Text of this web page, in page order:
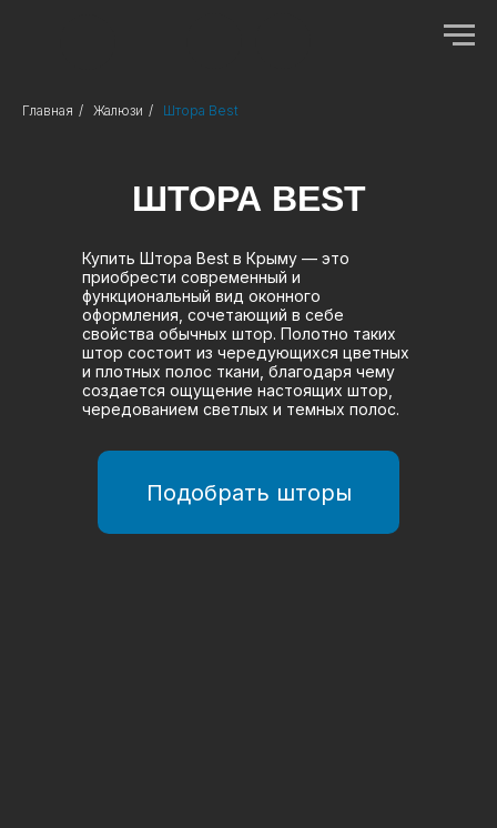
Главная / Жалюзи / Штора Best
ШТОРА BEST
Купить Штора Best в Крыму — это
приобрести современный и
функциональный вид оконного
оформления, сочетающий в себе
свойства обычных штор. Полотно таких
штор состоит из чередующихся цветных
и плотных полос ткани, благодаря чему
создается ощущение настоящих штор,
чередованием светлых и темных полос.
Подобрать шторы